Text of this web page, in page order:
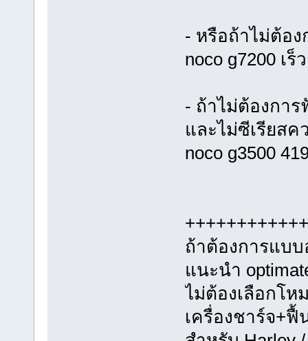
- หรือถ้าไม่ต้อ
noco g7200 เ
- ถ้าไม่ต้องกา
และไม่ซีเรียส
noco g3500
ถ้าต้องการแบบ
แนะนำ
ไม่ต้องเลือกโ
เครื่องชาร์จ+